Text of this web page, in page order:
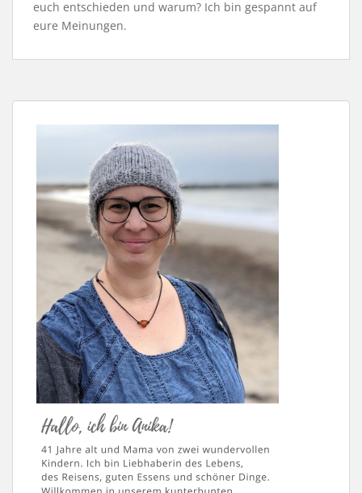
euch entschieden und warum? Ich bin gespannt auf
eure Meinungen.